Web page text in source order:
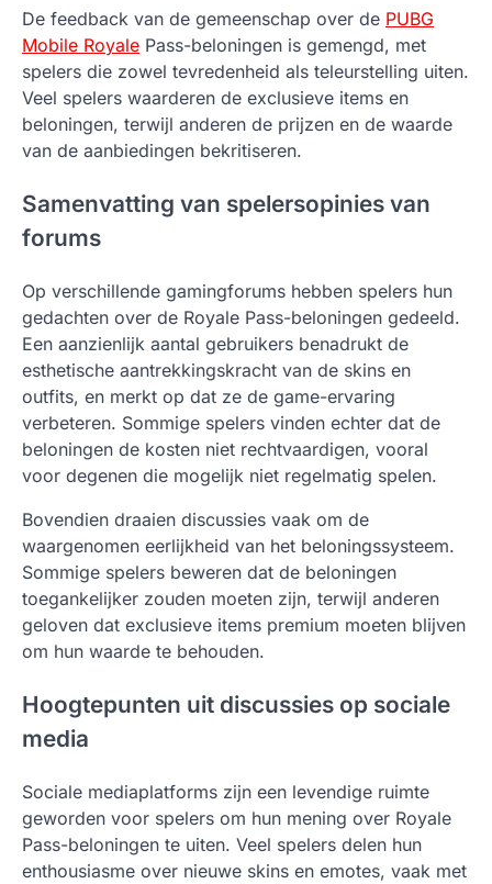
De feedback van de gemeenschap over de PUBG
Mobile Royale Pass-beloningen is gemengd, met
spelers die zowel tevredenheid als teleurstelling uiten.
Veel spelers waarderen de exclusieve items en
beloningen, terwijl anderen de prijzen en de waarde
van de aanbiedingen bekritiseren.
Samenvatting van spelersopinies van
forums
Op verschillende gamingforums hebben spelers hun
gedachten over de Royale Pass-beloningen gedeeld.
Een aanzienlijk aantal gebruikers benadrukt de
esthetische aantrekkingskracht van de skins en
outfits, en merkt op dat ze de game-ervaring
verbeteren. Sommige spelers vinden echter dat de
beloningen de kosten niet rechtvaardigen, vooral
voor degenen die mogelijk niet regelmatig spelen.
Bovendien draaien discussies vaak om de
waargenomen eerlijkheid van het beloningssysteem.
Sommige spelers beweren dat de beloningen
toegankelijker zouden moeten zijn, terwijl anderen
geloven dat exclusieve items premium moeten blijven
om hun waarde te behouden.
Hoogtepunten uit discussies op sociale
media
Sociale mediaplatforms zijn een levendige ruimte
geworden voor spelers om hun mening over Royale
Pass-beloningen te uiten. Veel spelers delen hun
enthousiasme over nieuwe skins en emotes, vaak met